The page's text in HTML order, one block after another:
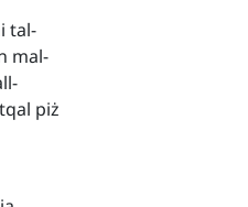
tal-
mal-
piż